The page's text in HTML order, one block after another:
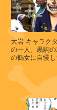
ギ
ッ
ツ
大岩 キャラクター概要 「大岩」「小岩」「中岩」のチンピラ3人組
の一人。黒駒
の鶴女に自慢
れてしまった